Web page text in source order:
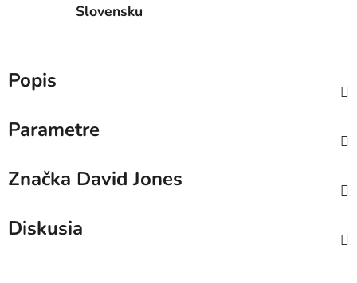
Slovensku
Popis
Parametre
Značka David Jones
Diskusia